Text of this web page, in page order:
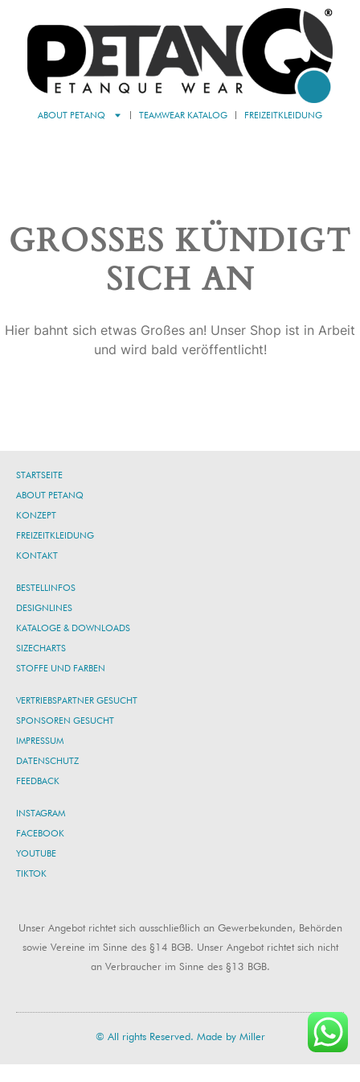
ABOUT PETANQ TEAMWEAR KATALOG FREIZEITKLEIDUNG
GROSSES KÜNDIGT S
ICH AN
Hier bahnt sich etwas Großes an! Unser Shop ist in Arbeit
und wird bald veröffentlicht!
STARTSEITE
ABOUT PETANQ
KONZEPT
FREIZEITKLEIDUNG
KONTAKT
BESTELLINFOS
DESIGNLINES
KATALOGE & DOWNLOADS
SIZECHARTS
STOFFE UND FARBEN
VERTRIEBSPARTNER GESUCHT
SPONSOREN GESUCHT
IMPRESSUM
DATENSCHUTZ
FEEDBACK
INSTAGRAM
FACEBOOK
YOUTUBE
TIKTOK
Unser Angebot richtet sich ausschließlich an Gewerbekunden, Behörden
sowie Vereine im Sinne des §14 BGB. Unser Angebot richtet sich nicht
an Verbraucher im Sinne des §13 BGB.
© All rights Reserved. Made by Miller